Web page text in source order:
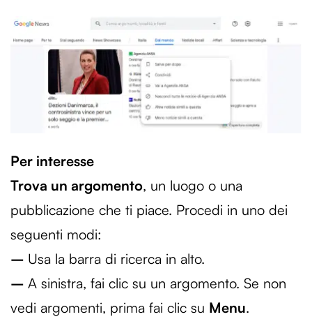
Per interesse
Trova un argomento, un luogo o una
pubblicazione che ti piace. Procedi in uno dei
seguenti modi:
– Usa la barra di ricerca in alto.
– A sinistra, fai clic su un argomento. Se non
vedi argomenti, prima fai clic su Menu.